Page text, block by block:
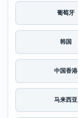
葡萄牙
韩国
中国香港
马来西亚